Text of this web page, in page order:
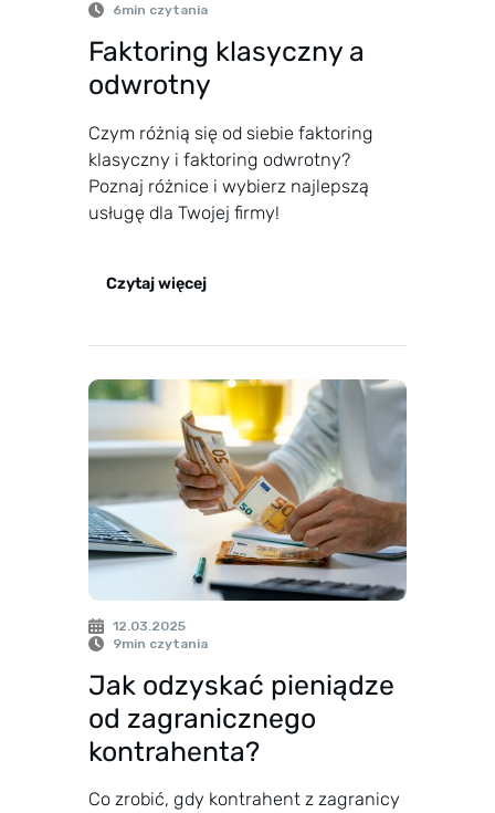
6min czytania
Faktoring klasyczny a
odwrotny
Czym różnią się od siebie faktoring
klasyczny i faktoring odwrotny?
Poznaj różnice i wybierz najlepszą
usługę dla Twojej firmy!
Czytaj więcej
12.03.2025
9min czytania
Jak odzyskać pieniądze
od zagranicznego
kontrahenta?
Co zrobić, gdy kontrahent z zagranicy